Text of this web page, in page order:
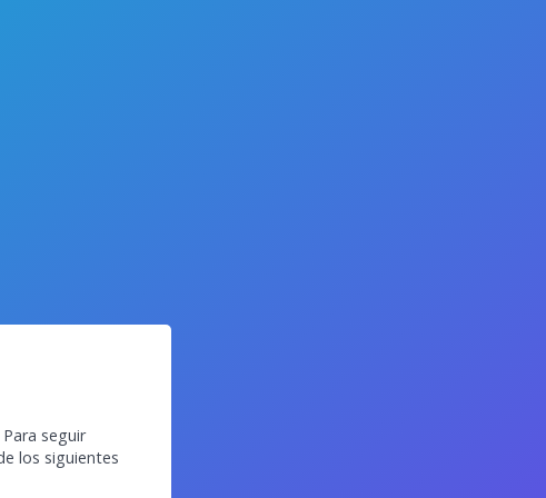
seguir
los siguientes